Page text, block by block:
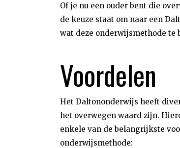
Of je nu een ouder bent die
de keuze staat om naar een
wat deze onderwijsmethode te
Voordelen
Het Daltononderwijs heeft
het overwegen waard zijn.
enkele van de belangrijkste
onderwijsmethode: